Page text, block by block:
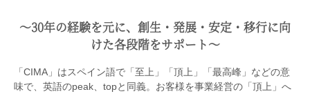
〜30年の経験を元に、創生・発展・安定・移行に向
けた各段階をサポート〜
「CIMA」はスペイン語で「至上」「頂上」「最高峰」などの意
味で、英語のpeak、topと同義。お客様を事業経営の「頂上」へ